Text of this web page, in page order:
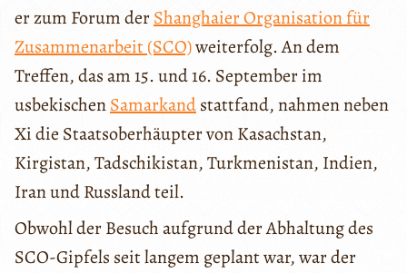
er zum Forum derShanghaier Organisation für
Zusammenarbeit (SCO)weiterfolg. An dem
Treffen, das am 15. und 16. September im
usbekischenSamarkandstattfand, nahmen neben
Xi die Staatsoberhäupter von Kasachstan,
Kirgistan, Tadschikistan, Turkmenistan, Indien,
Iran und Russland teil.
Obwohl der Besuch aufgrund der Abhaltung des
SCO-Gipfels seit langem geplant war, war der